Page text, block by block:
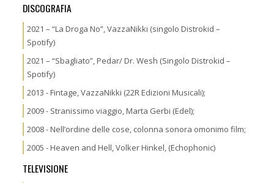
DISCOGRAFIA
2021 – “La Droga No”, VazzaNikki (singolo Distrokid –
Spotify)
2021 – “Sbagliato”, Pedar/ Dr. Wesh (Singolo Distrokid –
Spotify)
2013 - Fintage, VazzaNikki (22R Edizioni Musicali);
2009 - Stranissimo viaggio, Marta Gerbi (Edel);
2008 - Nell’ordine delle cose, colonna sonora omonimo film;
2005 - Heaven and Hell, Volker Hinkel, (Echophonic)
TELEVISIONE